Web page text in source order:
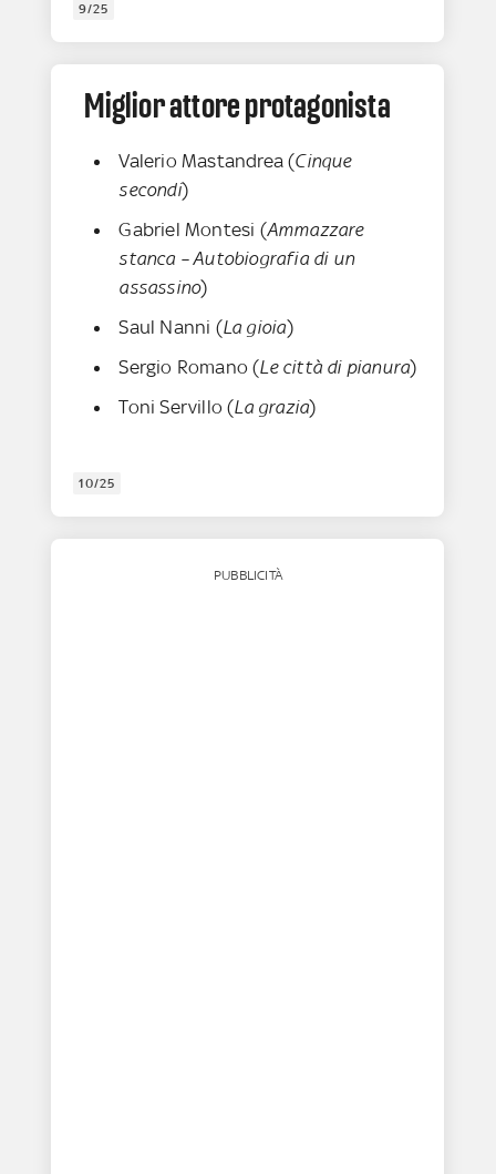
9/25
Miglior attore protagonista
Valerio Mastandrea (Cinque
secondi)
Gabriel Montesi (Ammazzare
stanca – Autobiografia di un
assassino)
Saul Nanni (La gioia)
Sergio Romano (Le città di pianura)
Toni Servillo (La grazia)
10/25
PUBBLICITÀ